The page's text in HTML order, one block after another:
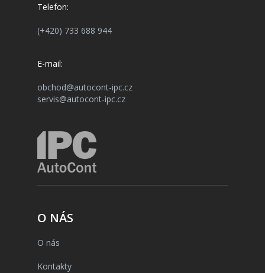
Telefon:
(+420) 733 688 944
E-mail:
obchod@autocont-ipc.cz
servis@autocont-ipc.cz
O NÁS
O nás
Kontakty